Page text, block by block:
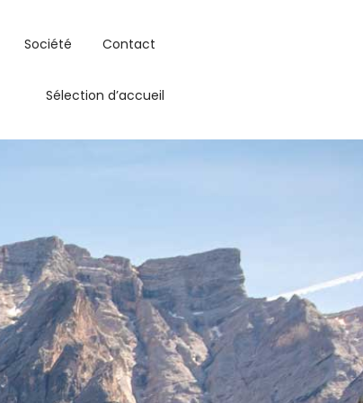
Société Contact
Sélection d’accueil